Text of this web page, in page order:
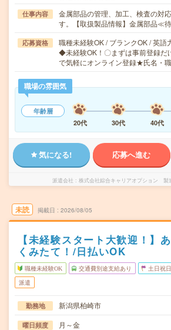
仕事内容
金属部品の管理、加工、検査の対
す。【取扱製品情報】金属部品≪
応募資格
職種未経験OK / ブランクOK / 英語
◆未経験OK！〇まずは事前登録だ
で気軽にオンライン登録★氏名・
職場の雰囲気
年齢層
20代
30代 40代
気になる! 応募へ進む
派遣会社 株式会社綜合キャリアオプション 製
未読 掲載日 2026/08/05
【未経験スタート大歓迎！】
くみたて！/日払いOK
職種未経験OK 交通費別途支給あり 土日祝
派遣
勤務地 新潟県柏崎市
曜日頻度 月～金